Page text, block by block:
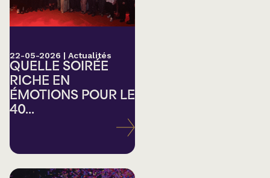
22-05-2026 | Actualités
QUELLE SOIRÉE
RICHE EN
ÉMOTIONS POUR LE
40...